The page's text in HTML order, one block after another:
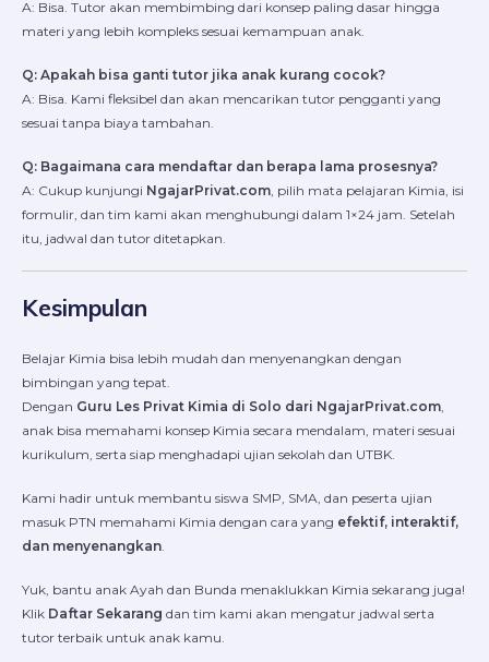
A: Bisa. Tutor akan membimbing dari konsep paling dasar hingga
materi yang lebih kompleks sesuai kemampuan anak.
Q: Apakah bisa ganti tutor jika anak kurang cocok?
A: Bisa. Kami fleksibel dan akan mencarikan tutor pengganti yang
sesuai tanpa biaya tambahan.
Q: Bagaimana cara mendaftar dan berapa lama prosesnya?
A: Cukup kunjungi NgajarPrivat.com , pilih mata pelajaran Kimia, isi
formulir, dan tim kami akan menghubungi dalam 1×24 jam. Setelah
itu, jadwal dan tutor ditetapkan.
Kesimpulan
Belajar Kimia bisa lebih mudah dan menyenangkan dengan
bimbingan yang tepat.
Dengan Guru Les Privat Kimia di Solo dari NgajarPrivat.com
anak bisa memahami konsep Kimia secara mendalam, materi sesuai
kurikulum, serta siap menghadapi ujian sekolah dan UTBK.
Kami hadir untuk membantu siswa SMP, SMA, dan peserta ujian
masuk PTN memahami Kimia dengan cara yang efektif, interaktif,
dan menyenangkan
Yuk, bantu anak Ayah dan Bunda menaklukkan Kimia sekarang juga!
Klik Daftar Sekarang dan tim kami akan mengatur jadwal serta
tutor terbaik untuk anak kamu.